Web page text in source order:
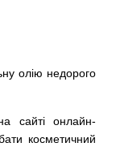
олію недорого
сайті онлайн-
косметичний